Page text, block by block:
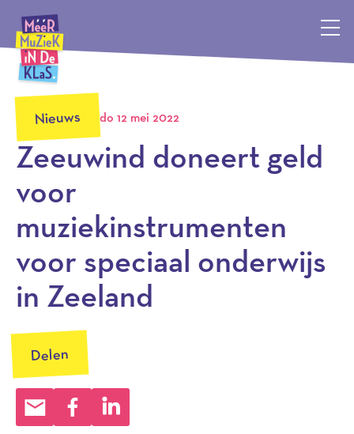
Méér Muziek in de Klas, terug naar de homepagina
Nieuws do 12 mei 2022
Zeeuwind doneert geld
voor
muziekinstrumenten
voor speciaal onderwijs
in Zeeland
Delen